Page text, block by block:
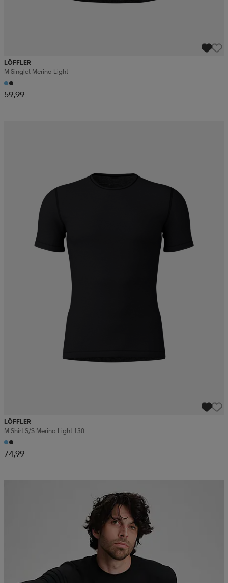
LÖFFLER
M Singlet Merino Light
59,99
LÖFFLER
M Shirt S/s Merino Light 130
74,99